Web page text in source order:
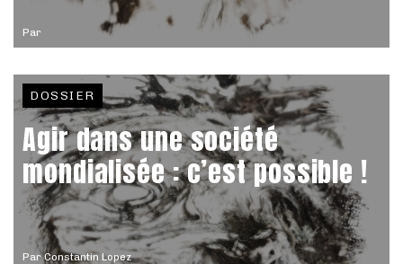
Par
ParConstantin Lopez
DOSSIER
Agir dans une société
mondialisée : c’est possible !